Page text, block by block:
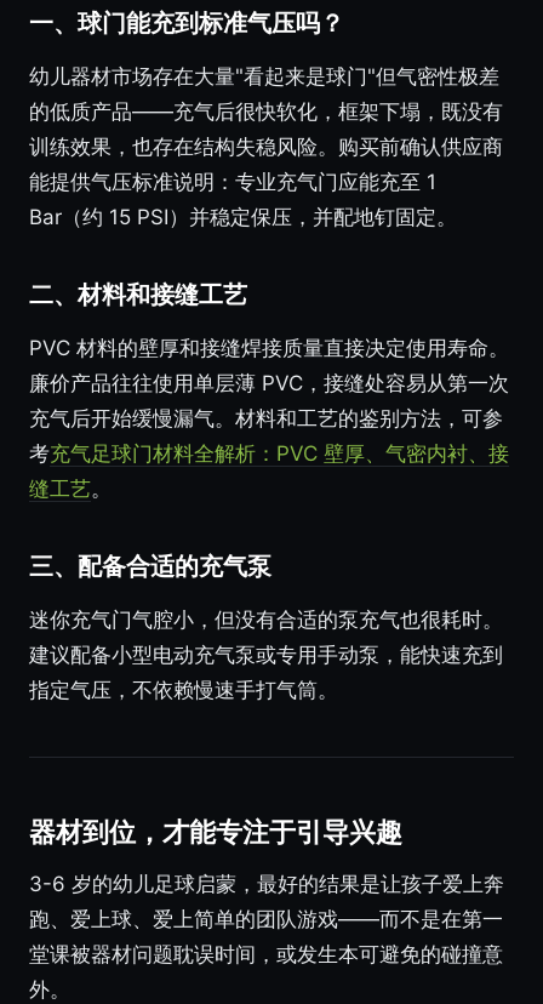
一、球门能充到标准气压吗？
幼儿器材市场存在大量"看起来是球门"但气密性极差
的低质产品——充气后很快软化，框架下塌，既没有
训练效果，也存在结构失稳风险。购买前确认供应商
能提供气压标准说明：专业充气门应能充至 1
Bar（约 15 PSI）并稳定保压，并配地钉固定。
二、材料和接缝工艺
PVC 材料的壁厚和接缝焊接质量直接决定使用寿命。
廉价产品往往使用单层薄 PVC，接缝处容易从第一次
充气后开始缓慢漏气。材料和工艺的鉴别方法，可参
考充气足球门材料全解析：PVC 壁厚、气密内衬、接
缝工艺。
三、配备合适的充气泵
迷你充气门气腔小，但没有合适的泵充气也很耗时。
建议配备小型电动充气泵或专用手动泵，能快速充到
指定气压，不依赖慢速手打气筒。
器材到位，才能专注于引导兴趣
3-6 岁的幼儿足球启蒙，最好的结果是让孩子爱上奔
跑、爱上球、爱上简单的团队游戏——而不是在第一
堂课被器材问题耽误时间，或发生本可避免的碰撞意
外。